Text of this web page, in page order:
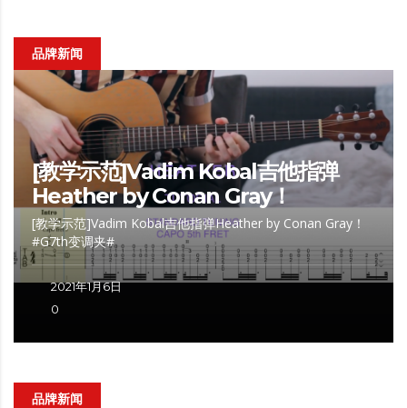
品牌新闻
[教学示范]Vadim Kobal吉他指弹
Heather by Conan Gray！
[教学示范]Vadim Kobal吉他指弹Heather by Conan Gray！
#G7th变调夹#
2021年1月6日
0
品牌新闻